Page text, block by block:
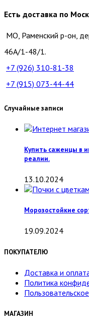
Есть доставка по
МО, Раменский р-он,
46А/1-48/1.
+7 (926) 310-81-38
+7 (915) 073-44-44
Случайные записи
Купить саженцы в
реалии.
13.10.2024
Морозостойкие
19.09.2024
ПОКУПАТЕЛЮ
Доставка и
Политика
МАГАЗИН